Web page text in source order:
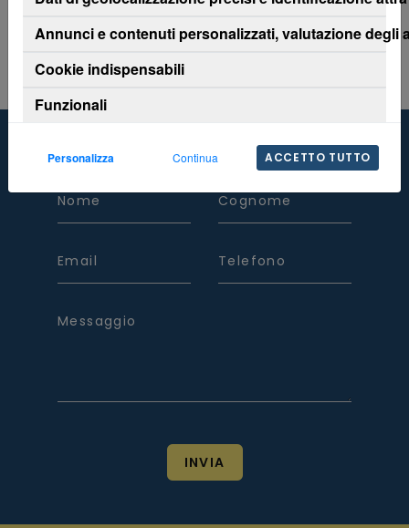
Annunci e contenuti personalizzati, valutazione
Cookie indispensabili
Funzionali
Personalizza Continua ACCETTO TUTTO
CONTATTACI
Nome Cognome
Email Telefono
Messaggio
INVIA